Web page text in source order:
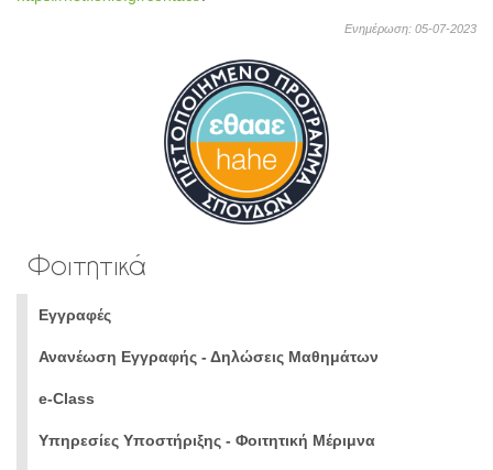
Ενημέρωση: 05-07-2023
Φοιτητικά
Εγγραφές
Ανανέωση Εγγραφής - Δηλώσεις Μαθημάτων
e-Class
Υπηρεσίες Υποστήριξης - Φοιτητική Μέριμνα